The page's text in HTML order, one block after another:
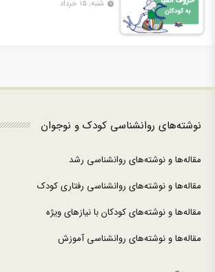
شنبه, ۱۵ خرداد
نوشته‌های روانشناسی کودک و نوجوان
مقاله‌ها و نوشته‌های روانشناسی رشد
مقاله‌ها و نوشته‌های روانشناسی رفتاری کودک
مقاله‌ها و نوشته‌های کودکان با نیازهای ویژه
مقاله‌ها و نوشته‌های روانشناسی آموزش